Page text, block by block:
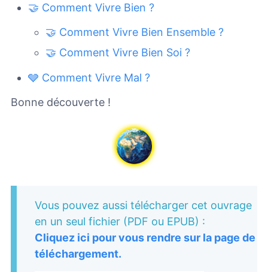
🤝 Comment Vivre Bien ?
🤝 Comment Vivre Bien Ensemble ?
🤝 Comment Vivre Bien Soi ?
🩶 Comment Vivre Mal ?
Bonne découverte !
Vous pouvez aussi télécharger cet ouvrage
en un seul fichier (PDF ou EPUB) :
Cliquez ici pour vous rendre sur la page de
téléchargement.